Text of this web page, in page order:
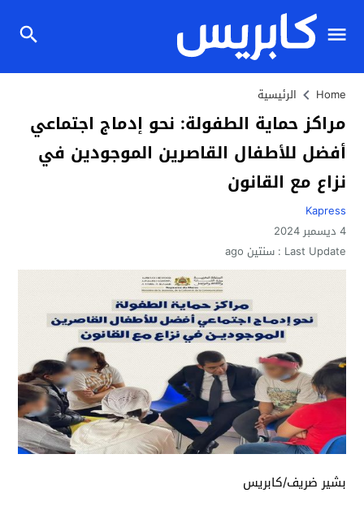
Home الرئيسية
مراكز حماية الطفولة: نحو إدماج اجتماعي
أفضل للأطفال القاصرين الموجودين في
نزاع مع القانون
Kapress
4 ديسمبر 2024
Last Update : سنتين ago
بشير ضريف/كابريس